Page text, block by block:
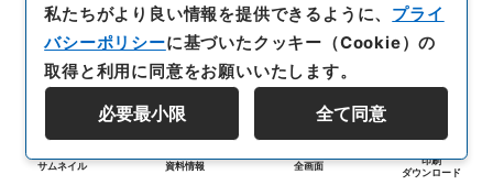
サムネイル 資料情報 全画面
印刷
ダウンロード
私たちがより良い情報を提供できるように、 プライ
バシーポリシーに基づいたクッキー（Cookie）の
取得と利用に同意をお願いいたします。
必要最小限 全て同意